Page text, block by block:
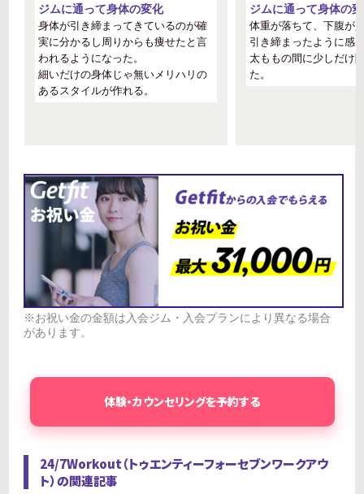
ジムに通って身体の変化
身体が引き締まってきているのが確
実に分かるし周りからも痩せたと言
われるようになった。
細いだけの身体じゃ無いメリハリの
あるスタイルが作れる。
ジムに通って身体の
体重が落ちて、下腹が
引き締まったように感
太ももの間に少しだけ
た。
※お祝い金の金額は入会ジム・入会プランにより異なる場合
があります。
体験・カウンセリングを予約する
24/7Workout（トゥエンティーフォーセブンワークアウ
ト）の関連記事